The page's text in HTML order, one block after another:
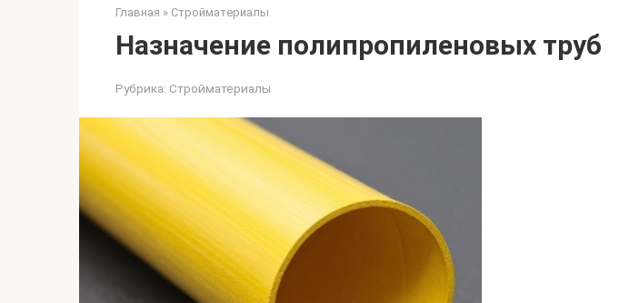
Главная » Стройматериалы
Назначение полипропиленовых труб
Рубрика: Стройматериалы